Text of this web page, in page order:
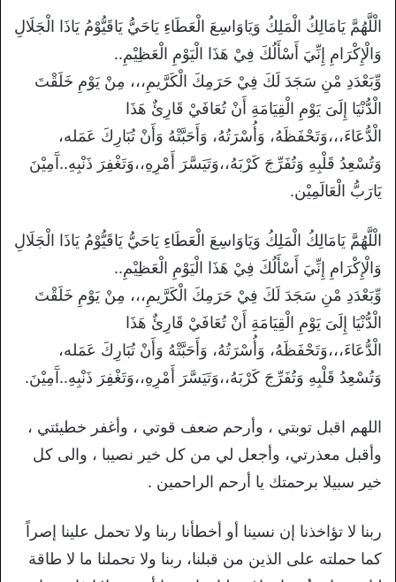
الْلَّهُمَّ يَامَالِكُ الْمَلِكُ وَيَاوَاسِعَ الْعَطَاءِ يَاحَيُّ يَاقَيُّوْمُ يَاذَا الْجَلَالِ
وَالْإِكْرَامِ إِنِّيَ أَسْأَلُكَ فِيْ هَذَا الْيَوْمِ الْعَظِيْمِ..
وِّبَعْدَدِ مْنِ سَجَدَ لَكَ فِيْ حَرَمِكَ الْكَرَّيمِ،،، مِنْ يَوْمِ خَلَقْتَ
الْدُّنْيَا إِلَىَ يَوْمِ الْقِيَامَةِ أَنْ تُعَافَيْ قَارِئٌ هَذَا
الْدُّعَاءَ،،،وَتَحْفَظَهُ، وَأُسْرَتُهُ، وَأَحَبَّتْهُ وَأَنْ تُبَارِكَ عَمَله،
وَتُسْعِدُ قَلْبِهِ وَتُفَرِّجَ كَرْبَهُ،،وَتَيَسَّرَ أَمْرِهِ،،وَتَغْفِرَ ذَنْبِهِ..آَمِيْنَ
يَارَبُّ الْعَالَمِيْن.
الْلَّهُمَّ يَامَالِكُ الْمَلِكُ وَيَاوَاسِعَ الْعَطَاءِ يَاحَيُّ يَاقَيُّوْمُ يَاذَا الْجَلَالِ
وَالْإِكْرَامِ إِنِّيَ أَسْأَلُكَ فِيْ هَذَا الْيَوْمِ الْعَظِيْمِ..
وِّبَعْدَدِ مْنِ سَجَدَ لَكَ فِيْ حَرَمِكَ الْكَرَّيمِ،،، مِنْ يَوْمِ خَلَقْتَ
الْدُّنْيَا إِلَىَ يَوْمِ الْقِيَامَةِ أَنْ تُعَافَيْ قَارِئٌ هَذَا
الْدُّعَاءَ،،،وَتَحْفَظَهُ، وَأُسْرَتُهُ، وَأَحَبَّتْهُ وَأَنْ تُبَارِكَ عَمَله،
وَتُسْعِدُ قَلْبِهِ وَتُفَرِّجَ كَرْبَهُ،،وَتَيَسَّرَ أَمْرِهِ،،وَتَغْفِرَ ذَنْبِهِ..آَمِيْنَ.
اللهم اقبل توبتي ، وأرحم ضعف قوتي ، وأغفر خطيئتي ،
وأقبل معذرتي، وأجعل لي من كل خير نصيبا ، والى كل
خير سبيلا برحمتك يا أرحم الراحمين .
ربنا لا تؤاخذنا إن نسينا أو أخطأنا ربنا ولا تحمل علينا إصراً
كما حملته على الذين من قبلنا، ربنا ولا تحملنا ما لا طاقة